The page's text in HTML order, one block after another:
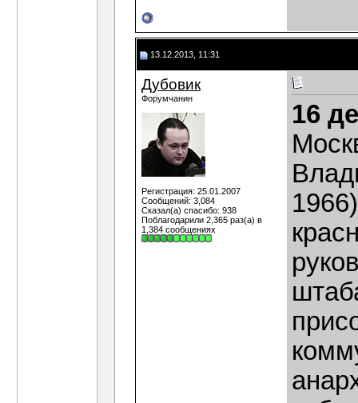
13.12.2013, 11:31
Дубовик
Форумчанин
Регистрация: 25.01.2007
Сообщений: 3,084
Сказал(а) спасибо: 938
Поблагодарили 2,365 раз(а) в
1,384 сообщениях
16